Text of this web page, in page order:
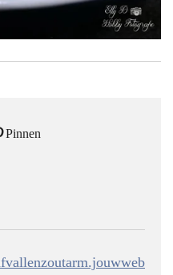
Pinnen